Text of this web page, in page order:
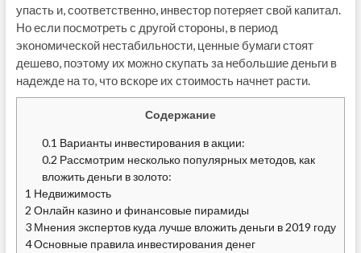
упасть и, соответственно, инвестор потеряет свой капитал.
Но если посмотреть с другой стороны, в период
экономической нестабильности, ценные бумаги стоят
дешево, поэтому их можно скупать за небольшие деньги в
надежде на то, что вскоре их стоимость начнет расти.
Содержание
0.1 Варианты инвестирования в акции:
0.2 Рассмотрим несколько популярных методов, как
вложить деньги в золото:
1 Недвижимость
2 Онлайн казино и финансовые пирамиды
3Мнения экспертов куда лучше вложить деньги в 2019 году
4Основные правила инвестирования денег